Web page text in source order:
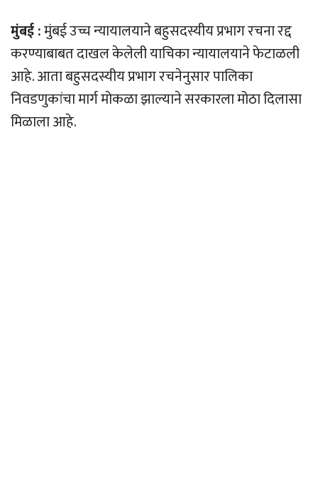
मुंबई :मुंबई उच्च न्यायालयाने बहुसदस्यीय प्रभाग रचना रद्द
करण्याबाबत दाखल केलेली याचिका न्यायालयाने फेटाळली
आहे. आता बहुसदस्यीय प्रभाग रचनेनुसार पालिका
निवडणुकांचा मार्ग मोकळा झाल्याने सरकारला मोठा दिलासा
मिळाला आहे.